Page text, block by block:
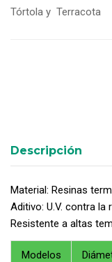
on
customer
Tórtola y Terracota
Descripción
Material: Resinas
Aditivo: U.V. contra la
Resistente a altas
Modelos